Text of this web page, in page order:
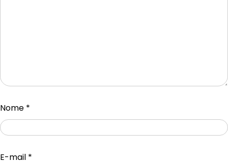
Nome *
E-mail *